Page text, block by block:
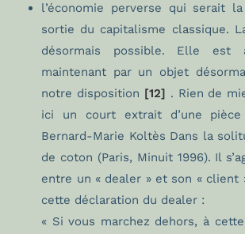
l’économie perverse qui serait
sortie du capitalisme classique.
désormais possible. Elle est
maintenant par un objet
notre disposition [12] . Rien de
ici un court extrait d’une
Bernard-Marie Koltès Dans la
de coton (Paris, Minuit 1996). Il
entre un « dealer » et son « client
cette déclaration du dealer :
« Si vous marchez dehors, à